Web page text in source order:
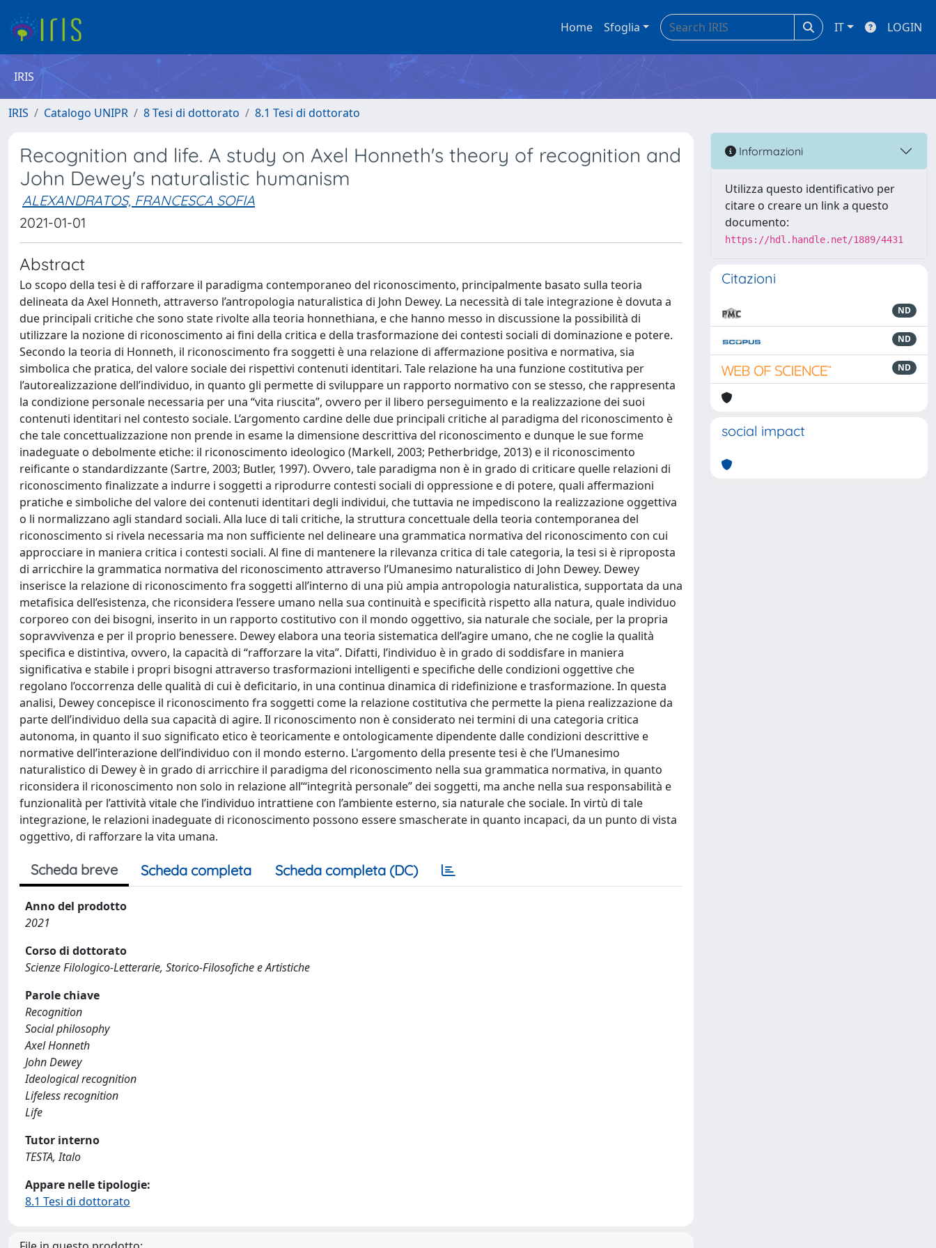
Home Sfoglia IT LOGIN
IRIS
IRIS Catalogo UNIPR 8 Tesi di dottorato 8.1 Tesi di dottorato
Recognition and life. A study on Axel Honneth's theory of recognition and
John Dewey's naturalistic humanism
ALEXANDRATOS, FRANCESCA SOFIA
2021-01-01
Abstract
Lo scopo della tesi è di rafforzare il paradigma contemporaneo del riconoscimento, principalmente basato sulla teoria
delineata da Axel Honneth, attraverso l’antropologia naturalistica di John Dewey. La necessità di tale integrazione è dovuta a
due principali critiche che sono state rivolte alla teoria honnethiana, e che hanno messo in discussione la possibilità di
utilizzare la nozione di riconoscimento ai fini della critica e della trasformazione dei contesti sociali di dominazione e potere.
Secondo la teoria di Honneth, il riconoscimento fra soggetti è una relazione di affermazione positiva e normativa, sia
simbolica che pratica, del valore sociale dei rispettivi contenuti identitari. Tale relazione ha una funzione costitutiva per
l’autorealizzazione dell’individuo, in quanto gli permette di sviluppare un rapporto normativo con se stesso, che rappresenta
la condizione personale necessaria per una “vita riuscita”, ovvero per il libero perseguimento e la realizzazione dei suoi
contenuti identitari nel contesto sociale. L’argomento cardine delle due principali critiche al paradigma del riconoscimento è
che tale concettualizzazione non prende in esame la dimensione descrittiva del riconoscimento e dunque le sue forme
inadeguate o debolmente etiche: il riconoscimento ideologico (Markell, 2003; Petherbridge, 2013) e il riconoscimento
reificante o standardizzante (Sartre, 2003; Butler, 1997). Ovvero, tale paradigma non è in grado di criticare quelle relazioni di
riconoscimento finalizzate a indurre i soggetti a riprodurre contesti sociali di oppressione e di potere, quali affermazioni
pratiche e simboliche del valore dei contenuti identitari degli individui, che tuttavia ne impediscono la realizzazione oggettiva
o li normalizzano agli standard sociali. Alla luce di tali critiche, la struttura concettuale della teoria contemporanea del
riconoscimento si rivela necessaria ma non sufficiente nel delineare una grammatica normativa del riconoscimento con cui
approcciare in maniera critica i contesti sociali. Al fine di mantenere la rilevanza critica di tale categoria, la tesi si è riproposta
di arricchire la grammatica normativa del riconoscimento attraverso l’Umanesimo naturalistico di John Dewey. Dewey
inserisce la relazione di riconoscimento fra soggetti all’interno di una più ampia antropologia naturalistica, supportata da una
metafisica dell’esistenza, che riconsidera l’essere umano nella sua continuità e specificità rispetto alla natura, quale individuo
corporeo con dei bisogni, inserito in un rapporto costitutivo con il mondo oggettivo, sia naturale che sociale, per la propria
sopravvivenza e per il proprio benessere. Dewey elabora una teoria sistematica dell’agire umano, che ne coglie la qualità
specifica e distintiva, ovvero, la capacità di “rafforzare la vita”. Difatti, l’individuo è in grado di soddisfare in maniera
significativa e stabile i propri bisogni attraverso trasformazioni intelligenti e specifiche delle condizioni oggettive che
regolano l’occorrenza delle qualità di cui è deficitario, in una continua dinamica di ridefinizione e trasformazione. In questa
analisi, Dewey concepisce il riconoscimento fra soggetti come la relazione costitutiva che permette la piena realizzazione da
parte dell’individuo della sua capacità di agire. Il riconoscimento non è considerato nei termini di una categoria critica
autonoma, in quanto il suo significato etico è teoricamente e ontologicamente dipendente dalle condizioni descrittive e
normative dell’interazione dell’individuo con il mondo esterno. L'argomento della presente tesi è che l’Umanesimo
naturalistico di Dewey è in grado di arricchire il paradigma del riconoscimento nella sua grammatica normativa, in quanto
riconsidera il riconoscimento non solo in relazione all’“integrità personale” dei soggetti, ma anche nella sua responsabilità e
funzionalità per l’attività vitale che l’individuo intrattiene con l’ambiente esterno, sia naturale che sociale. In virtù di tale
integrazione, le relazioni inadeguate di riconoscimento possono essere smascherate in quanto incapaci, da un punto di vista
oggettivo, di rafforzare la vita umana.
Scheda breve Scheda completa Scheda completa (DC)
Anno del prodotto
2021
Corso di dottorato
Scienze Filologico-Letterarie, Storico-Filosofiche e Artistiche
Parole chiave
Recognition
Social philosophy
Axel Honneth
John Dewey
Ideological recognition
Lifeless recognition
Life
Tutor interno
TESTA, Italo
Appare nelle tipologie:
8.1 Tesi di dottorato
Informazioni
Utilizza questo identificativo per
citare o creare un link a questo
documento:
https://hdl.handle.net/1889/4431
Citazioni
ND
ND
ND
social impact